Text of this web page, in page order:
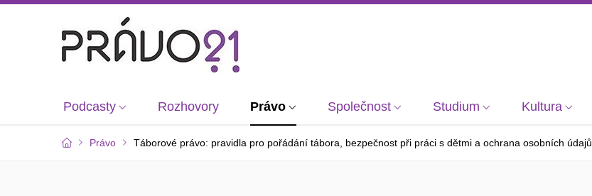
Podcasty Rozhovory Právo Společnost Studium Kultura
Právo Táborové právo: pravidla pro pořádání tábora, bezpečnost při práci s dětmi a ochrana osobních údajů